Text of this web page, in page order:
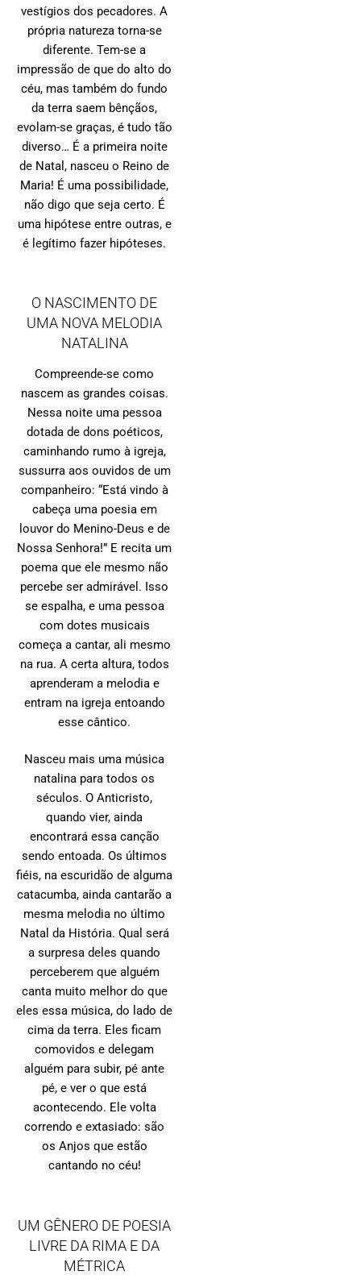
vestígios dos pecadores. A
própria natureza torna-se
diferente. Tem-se a
impressão de que do alto do
céu, mas também do fundo
da terra saem bênçãos,
evolam-se graças, é tudo tão
diverso… É a primeira noite
de Natal, nasceu o Reino de
Maria! É uma possibilidade,
não digo que seja certo. É
uma hipótese entre outras, e
é legítimo fazer hipóteses.
O NASCIMENTO DE
UMA NOVA MELODIA
NATALINA
Compreende-se como
nascem as grandes coisas.
Nessa noite uma pessoa
dotada de dons poéticos,
caminhando rumo à igreja,
sussurra aos ouvidos de um
companheiro: “Está vindo à
cabeça uma poesia em
louvor do Menino-Deus e de
Nossa Senhora!” E recita um
poema que ele mesmo não
percebe ser admirável. Isso
se espalha, e uma pessoa
com dotes musicais
começa a cantar, ali mesmo
na rua. A certa altura, todos
aprenderam a melodia e
entram na igreja entoando
esse cântico.
Nasceu mais uma música
natalina para todos os
séculos. O Anticristo,
quando vier, ainda
encontrará essa canção
sendo entoada. Os últimos
fiéis, na escuridão de alguma
catacumba, ainda cantarão a
mesma melodia no último
Natal da História. Qual será
a surpresa deles quando
perceberem que alguém
canta muito melhor do que
eles essa música, do lado de
cima da terra. Eles ficam
comovidos e delegam
alguém para subir, pé ante
pé, e ver o que está
acontecendo. Ele volta
correndo e extasiado: são
os Anjos que estão
cantando no céu!
UM GÊNERO DE POESIA
LIVRE DA RIMA E DA
MÉTRICA